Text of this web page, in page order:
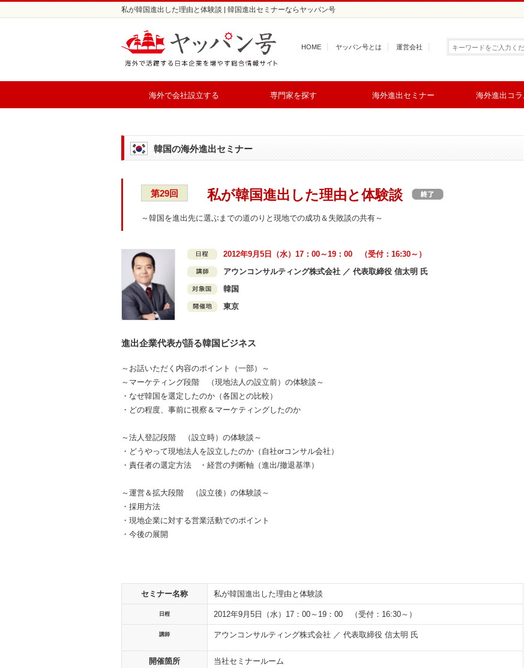
私が韓国進出した理由と体験談 | 韓国進出セミナーならヤッパン号
HOME ヤッパン号とは 運営会社
海外で会社設立する 専門家を探す 海外進出セミナー 海外進出コ
韓国の海外進出セミナー
第29回 私が韓国進出した理由と体験談
～韓国を進出先に選ぶまでの道のりと現地での成功＆失敗談の共有～
2012年9月5日（水）17：00～19：00 （受付：16:30～）
アウンコンサルティング株式会社 ／ 代表取締役 信太明 氏
韓国
東京
進出企業代表が語る韓国ビジネス
～お話いただく内容のポイント（一部）～
～マーケティング段階 （現地法人の設立前）の体験談～
・なぜ韓国を選定したのか（各国との比較）
・どの程度、事前に視察＆マーケティングしたのか
～法人登記段階 （設立時）の体験談～
・どうやって現地法人を設立したのか（自社orコンサル会社）
・責任者の選定方法 ・経営の判断軸（進出/撤退基準）
～運営＆拡大段階 （設立後）の体験談～
・採用方法
・現地企業に対する営業活動でのポイント
・今後の展開
セミナー名称 私が韓国進出した理由と体験談
日程 2012年9月5日（水）17：00～19：00 （受付：16:30～）
講師 アウンコンサルティング株式会社 ／ 代表取締役 信太明 氏
開催箇所
当社セミナールーム